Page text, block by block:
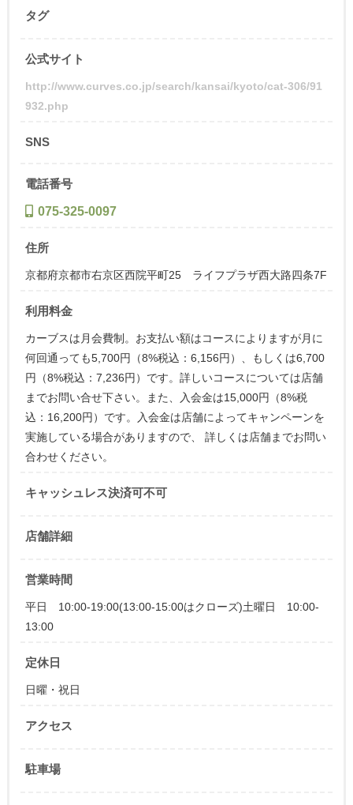
タグ
公式サイト
http://www.curves.co.jp/search/kansai/kyoto/cat-306/91
932.php
SNS
電話番号
075-325-0097
住所
京都府京都市右京区西院平町25 ライフプラザ西大路四条7F
利用料金
カーブスは月会費制。お支払い額はコースによりますが月に
何回通っても5,700円（8%税込：6,156円）、もしくは6,700
円（8%税込：7,236円）です。詳しいコースについては店舗
までお問い合せ下さい。また、入会金は15,000円（8%税
込：16,200円）です。入会金は店舗によってキャンペーンを
実施している場合がありますので、 詳しくは店舗までお問い
合わせください。
キャッシュレス決済可不可
店舗詳細
営業時間
平日 10:00-19:00(13:00-15:00はクローズ)土曜日 10:00-
13:00
定休日
日曜・祝日
アクセス
駐車場